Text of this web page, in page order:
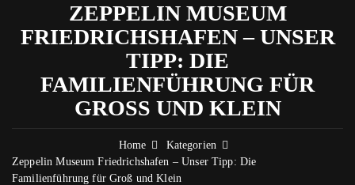
ZEPPELIN MUSEUM
FRIEDRICHSHAFEN – UNSER
TIPP: DIE
FAMILIENFÜHRUNG FÜR
GROSS UND KLEIN
Home
Kategorien
Zeppelin Museum Friedrichshafen – Unser Tipp: Die
Familienführung für Groß und Klein